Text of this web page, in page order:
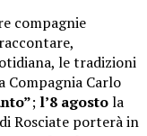
compagnie
le tradizioni
Compagnia Carlo
; l’8 agostola
Rosciate porterà in